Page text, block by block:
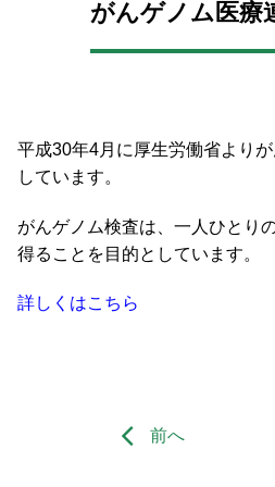
がんゲノム医療
平成30年4月に厚生労働省より
しています。
がんゲノム検査は、一人ひとり
得ることを目的としています。
詳しくはこちら
前へ